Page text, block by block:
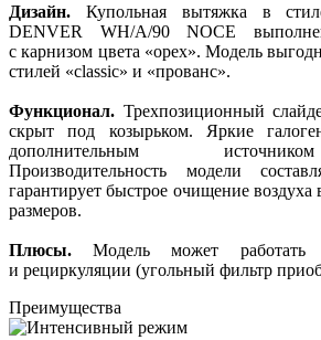
Дизайн. Купольная вытяжка в
DENVER WH/A/90 NOCE
с карнизом цвета «орех». Модель
стилей «classic» и «прованс».
Функционал. Трехпозиционный
скрыт под козырьком. Яркие
дополнительным
Производительность модели
гарантирует быстрое очищение
размеров.
Плюсы.Модель может
и рециркуляции (угольный фильтр
Преимущества